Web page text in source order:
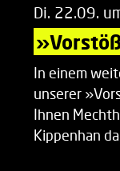
Di. 22.09.
In einem
unserer
Ihnen
Kippenhan